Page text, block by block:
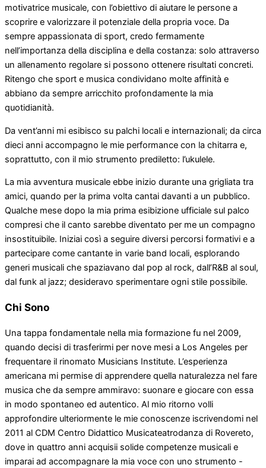
motivatrice musicale, con l’obiettivo di aiutare le persone a
scoprire e valorizzare il potenziale della propria voce. Da
sempre appassionata di sport, credo fermamente
nell’importanza della disciplina e della costanza: solo attraverso
un allenamento regolare si possono ottenere risultati concreti.
Ritengo che sport e musica condividano molte affinità e
abbiano da sempre arricchito profondamente la mia
quotidianità.
Da vent’anni mi esibisco su palchi locali e internazionali; da circa
dieci anni accompagno le mie performance con la chitarra e,
soprattutto, con il mio strumento prediletto: l’ukulele.
La mia avventura musicale ebbe inizio durante una grigliata tra
amici, quando per la prima volta cantai davanti a un pubblico.
Qualche mese dopo la mia prima esibizione ufficiale sul palco
compresi che il canto sarebbe diventato per me un compagno
insostituibile. Iniziai così a seguire diversi percorsi formativi e a
partecipare come cantante in varie band locali, esplorando
generi musicali che spaziavano dal pop al rock, dall’R&B al soul,
dal funk al jazz; desideravo sperimentare ogni stile possibile.
Chi Sono
Una tappa fondamentale nella mia formazione fu nel 2009,
quando decisi di trasferirmi per nove mesi a Los Angeles per
frequentare il rinomato Musicians Institute. L’esperienza
americana mi permise di apprendere quella naturalezza nel fare
musica che da sempre ammiravo: suonare e giocare con essa
in modo spontaneo ed autentico. Al mio ritorno volli
approfondire ulteriormente le mie conoscenze iscrivendomi nel
2011 al CDM Centro Didattico Musicateatrodanza di Rovereto,
dove in quattro anni acquisii solide competenze musicali e
imparai ad accompagnare la mia voce con uno strumento -